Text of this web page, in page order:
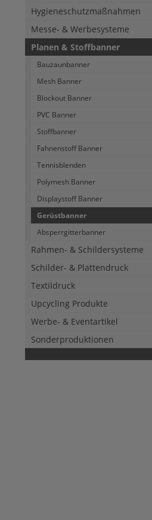
Hygieneschutzmaßnahmen
Messe- & Werbesysteme
Planen & Stoffbanner
Bauzaunbanner
Mesh Banner
Blockout Banner
PVC Banner
Stoffbanner
Fahnenstoff Banner
Tennisblenden
Polymesh Banner
Displaystoff Banner
Gerüstbanner
Absperrgitterbanner
Rahmen- & Schildersysteme
Schilder- & Plattendruck
Textildruck
Upcycling Produkte
Werbe- & Eventartikel
Sonderproduktionen